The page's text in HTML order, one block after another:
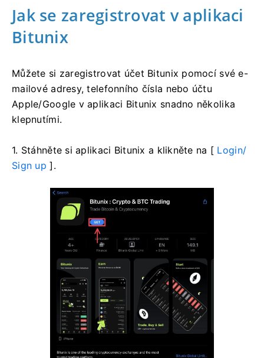
Jak se zaregistrovat v aplikaci
Bitunix
Můžete si zaregistrovat účet Bitunix pomocí své e-
mailové adresy, telefonního čísla nebo účtu
Apple/Google v aplikaci Bitunix snadno několika
klepnutími.
1. Stáhněte si aplikaci Bitunix a klikněte na [ Login/
Sign up ].